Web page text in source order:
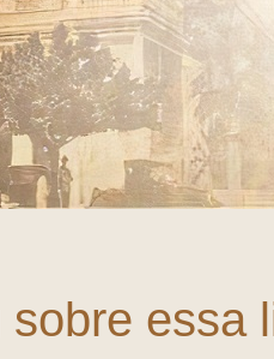
sobre essa